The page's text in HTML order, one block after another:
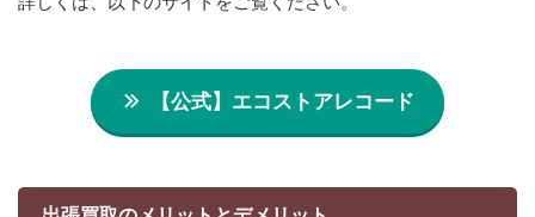
【公式】エコストアレコード